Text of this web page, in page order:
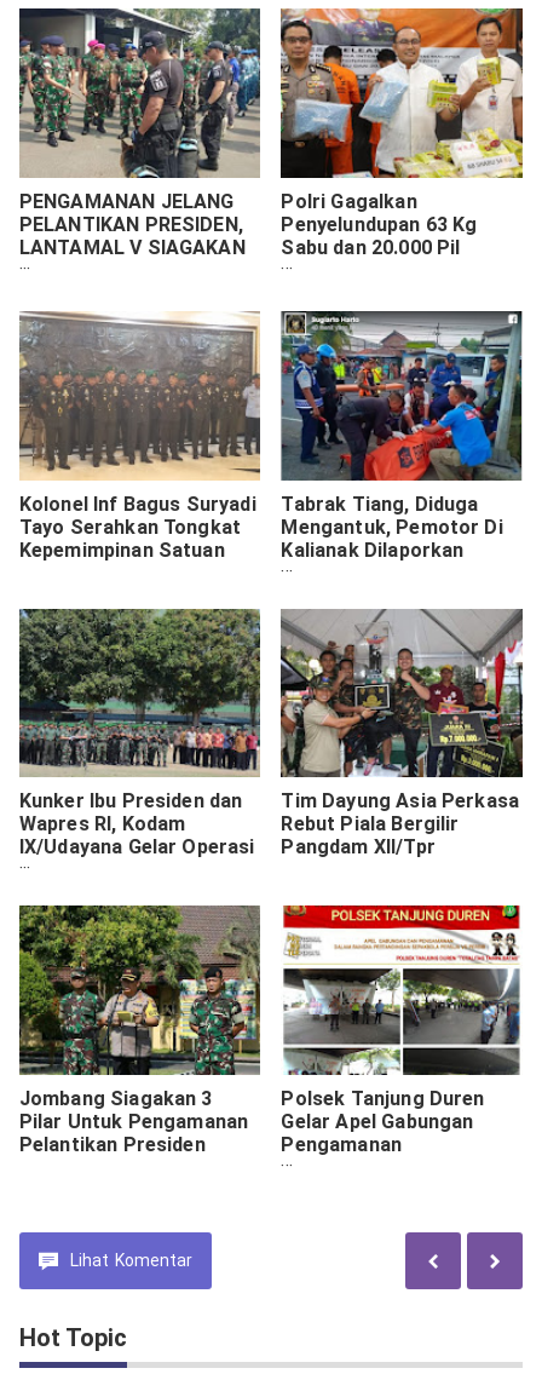
PENGAMANAN JELANG
PELANTIKAN PRESIDEN,
LANTAMAL V SIAGAKAN
PASUKAN
Polri Gagalkan
Penyelundupan 63 Kg
Sabu dan 20.000 Pil
Ekstasi Jaringan
Kolonel Inf Bagus Suryadi
Tayo Serahkan Tongkat
Kepemimpinan Satuan
Tabrak Tiang, Diduga
Mengantuk, Pemotor Di
Kalianak Dilaporkan
Meninggal Dunia
Kunker Ibu Presiden dan
Wapres RI, Kodam
IX/Udayana Gelar Operasi
"Perisai Sakti
Tim Dayung Asia Perkasa
Rebut Piala Bergilir
Pangdam XII/Tpr
Jombang Siagakan 3
Pilar Untuk Pengamanan
Pelantikan Presiden
Polsek Tanjung Duren
Gelar Apel Gabungan
Pengamanan
Pertandingan Sepakbola
Lihat Komentar
Hot Topic